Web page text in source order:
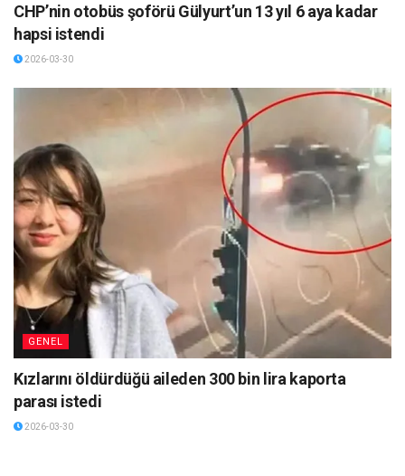
CHP’nin otobüs şoförü Gülyurt’un 13 yıl 6 aya kadar
hapsi istendi
2026-03-30
GENEL
Kızlarını öldürdüğü aileden 300 bin lira kaporta
parası istedi
2026-03-30